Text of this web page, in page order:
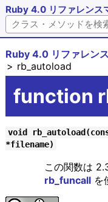
Ruby 4.0 リファレンス
Ruby 4.0 リファレン
rb_autoload
function
void
*filename)
この関数は
rb_funcallを